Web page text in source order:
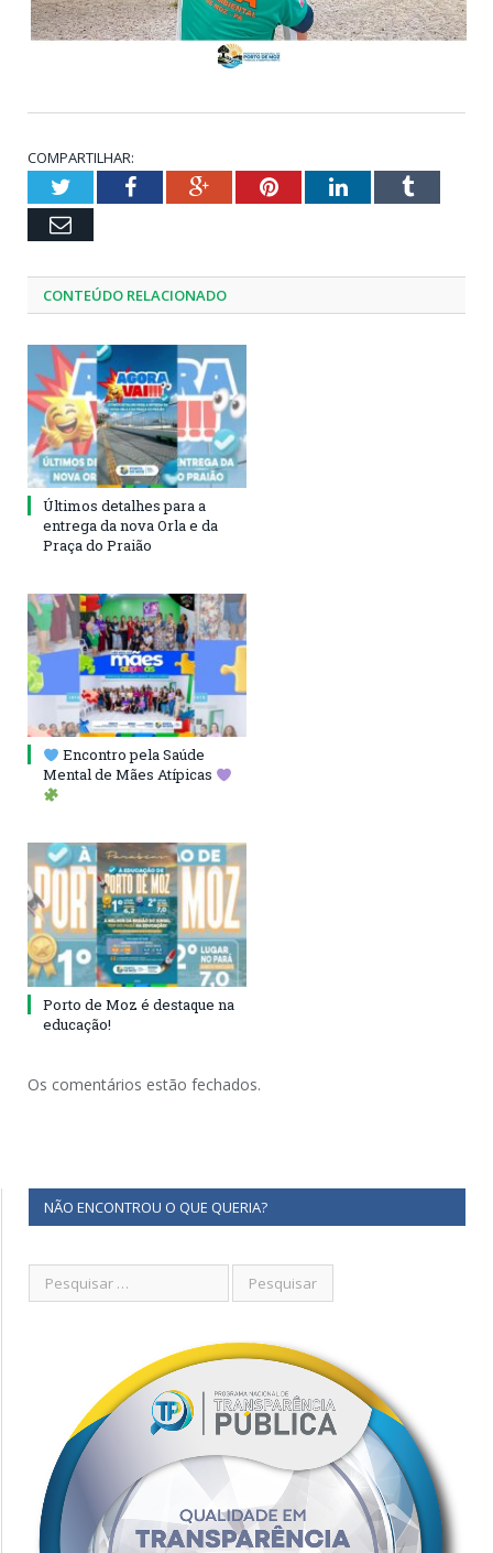
COMPARTILHAR:
TwitterFacebookGoogle+PinterestLinkedInTumblr
Email
CONTEÚDO RELACIONADO
Últimos detalhes para a
entrega da nova Orla e da
Praça do Praião
Encontro pela Saúde
Mental de Mães Atípicas
Porto de Moz é destaque na
educação!
Os comentários estão fechados.
NÃO ENCONTROU O QUE QUERIA?